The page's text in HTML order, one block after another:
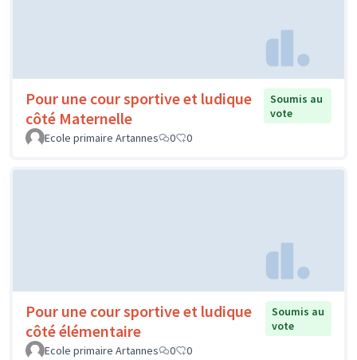
Pour une cour sportive et ludique
côté Maternelle
Soumis au
vote
Ecole primaire Artannes
0 0
Pour une cour sportive et ludique
côté élémentaire
Soumis au
vote
Ecole primaire Artannes
0 0